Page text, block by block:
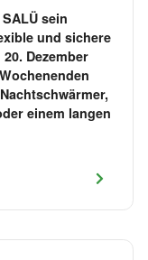
sein
und sichere
Dezember
einem langen